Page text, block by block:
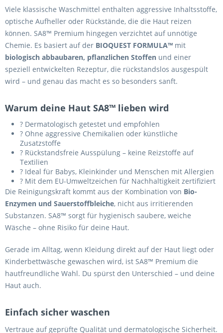
Viele klassische Waschmittel enthalten aggressive Inhaltsstoffe,
optische Aufheller oder Rückstände, die die Haut reizen
können. SA8™ Premium hingegen verzichtet auf unnötige
Chemie. Es basiert auf der BIOQUEST FORMULA™ mit
biologisch abbaubaren, pflanzlichen Stoffen und einer
speziell entwickelten Rezeptur, die rückstandslos ausgespült
wird – und genau das macht es so besonders sanft.
Warum deine Haut SA8™ lieben wird
? Dermatologisch getestet und empfohlen
? Ohne aggressive Chemikalien oder künstliche
Zusatzstoffe
? Rückstandsfreie Ausspülung – keine Reizstoffe auf
Textilien
? Ideal für Babys, Kleinkinder und Menschen mit Allergien
? Mit dem EU-Umweltzeichen für Nachhaltigkeit zertifiziert
Die Reinigungskraft kommt aus der Kombination von Bio-
Enzymen und Sauerstoffbleiche, nicht aus irritierenden
Substanzen. SA8™ sorgt für hygienisch saubere, weiche
Wäsche – ohne Risiko für deine Haut.
Gerade im Alltag, wenn Kleidung direkt auf der Haut liegt oder
Kinderbettwäsche gewaschen wird, ist SA8™ Premium die
hautfreundliche Wahl. Du spürst den Unterschied – und deine
Haut auch.
Einfach sicher waschen
Vertraue auf geprüfte Qualität und dermatologische Sicherheit.